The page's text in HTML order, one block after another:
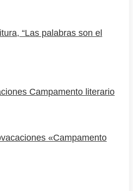
“Las palabras son el
Campamento literario
«Campamento